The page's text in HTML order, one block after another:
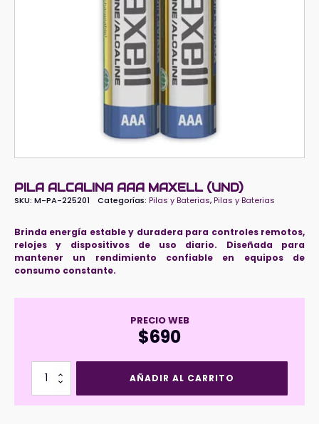
PILA ALCALINA AAA MAXELL (UND)
SKU: M-PA-225201 Categorías: Pilas y Baterias, Pilas y Baterias
Brinda energía estable y duradera para controles remotos,
relojes y dispositivos de uso diario. Diseñada para
mantener un rendimiento confiable en equipos de
consumo constante.
PRECIO WEB
$690
Pila
Alcalina
AAA
AÑADIR AL CARRITO